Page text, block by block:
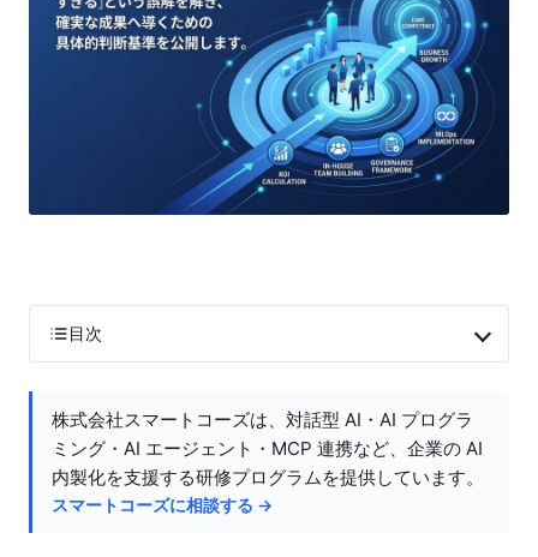
目次
株式会社スマートコーズは、対話型 AI・AI プログラ
ミング・AI エージェント・MCP 連携など、企業の AI
内製化を支援する研修プログラムを提供しています。
スマートコーズに相談する →